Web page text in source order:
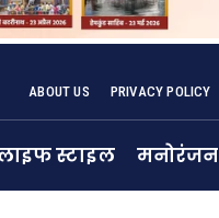
ABOUT US PRIVACY POLICY
स्टाइल मनोरंजन